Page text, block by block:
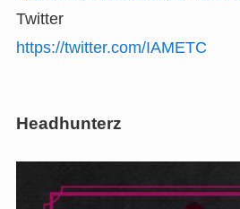
Twitter
https://twitter.com/IAMETC
Headhunterz